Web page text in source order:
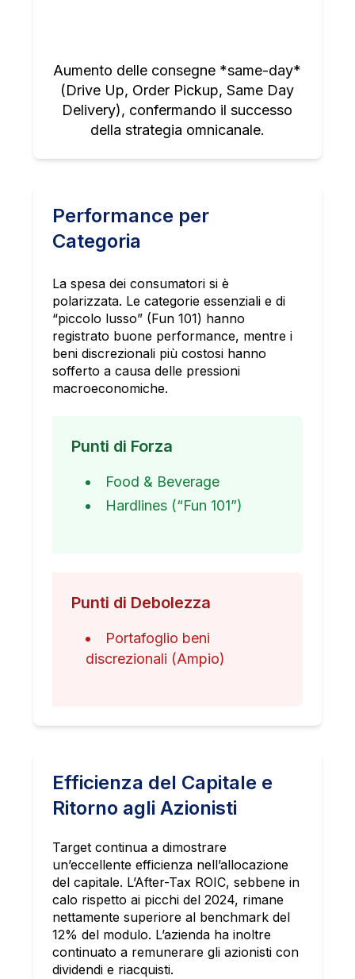
Aumento delle consegne *same-day*
(Drive Up, Order Pickup, Same Day
Delivery), confermando il successo
della strategia omnicanale.
Performance per
Categoria
La spesa dei consumatori si è
polarizzata. Le categorie essenziali e di
“piccolo lusso” (Fun 101) hanno
registrato buone performance, mentre i
beni discrezionali più costosi hanno
sofferto a causa delle pressioni
macroeconomiche.
Punti di Forza
Food & Beverage
Hardlines (“Fun 101”)
Punti di Debolezza
Portafoglio beni
discrezionali (Ampio)
Efficienza del Capitale e
Ritorno agli Azionisti
Target continua a dimostrare
un’eccellente efficienza nell’allocazione
del capitale. L’After-Tax ROIC, sebbene in
calo rispetto ai picchi del 2024, rimane
nettamente superiore al benchmark del
12% del modulo. L’azienda ha inoltre
continuato a remunerare gli azionisti con
dividendi e riacquisti.